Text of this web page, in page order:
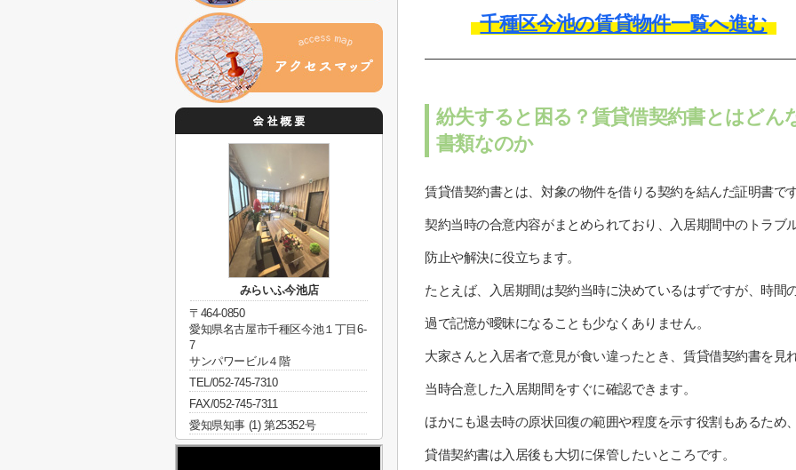
千種区今池の賃貸物件一覧へ進む
紛失すると困る？賃貸借契約書とはどん
書類なのか
賃貸借契約書とは、対象の物件を借りる契約を結んだ証明書です
契約当時の合意内容がまとめられており、入居期間中のトラブ
防止や解決に役立ちます。
たとえば、入居期間は契約当時に決めているはずですが、時間
過で記憶が曖昧になることも少なくありません。
大家さんと入居者で意見が食い違ったとき、賃貸借契約書を見
当時合意した入居期間をすぐに確認できます。
ほかにも退去時の原状回復の範囲や程度を示す役割もあるため
貸借契約書は入居後も大切に保管したいところです。
みらいふ今池店
〒464-0850
愛知県名古屋市千種区今池１丁目6-
7
サンパワービル４階
TEL/052-745-7310
FAX/052-745-7311
愛知県知事 (1) 第25352号